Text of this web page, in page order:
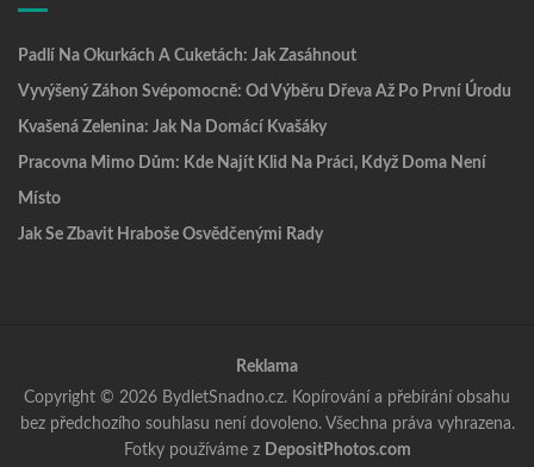
Padlí Na Okurkách A Cuketách: Jak Zasáhnout
Vyvýšený Záhon Svépomocně: Od Výběru Dřeva Až Po První Úrodu
Kvašená Zelenina: Jak Na Domácí Kvašáky
Pracovna Mimo Dům: Kde Najít Klid Na Práci, Když Doma Není
Místo
Jak Se Zbavit Hraboše Osvědčenými Rady
Reklama
Copyright © 2026 BydletSnadno.cz. Kopírování a přebírání obsahu
bez předchozího souhlasu není dovoleno. Všechna práva vyhrazena.
Fotky používáme z DepositPhotos.com